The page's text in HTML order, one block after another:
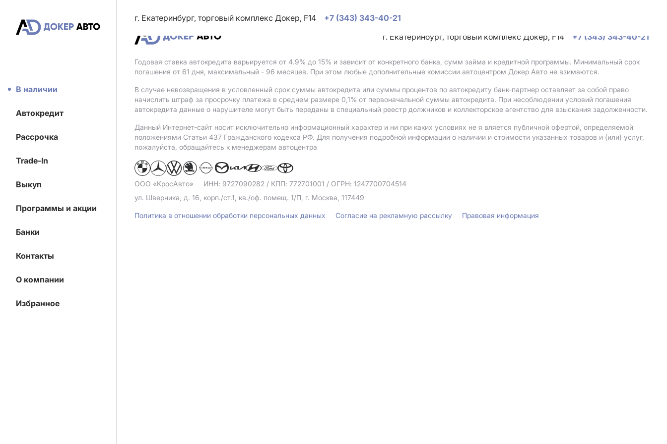
В наличии
Автокредит
Рассрочка
Trade-In
Выкуп
Программы и акции
Банки
Контакты
О компании
Избранное
г. Екатеринбург, торговый комплекс Докер, F14
+7 (343) 343-40-21
г. Екатеринбург, торговый комплекс Докер, F14
+7 (343) 343-40-21
Годовая ставка автокредита варьируется от 4.9% до 15% и зависит от конкретного банка, сумм займа и кредитной программы. Минимальный срок
погашения от 61 дня, максимальный - 96 месяцев. При этом любые дополнительные комиссии автоцентром Докер Авто не взимаются.
В случае невозвращения в условленный срок суммы автокредита или суммы процентов по автокредиту банк-партнер оставляет за собой право
начислить штраф за просрочку платежа в среднем размере 0,1% от первоначальной суммы автокредита. При несоблюдении условий погашения
автокредита данные о нарушителе могут быть переданы в специальный реестр должников и коллекторское агентство для взыскания задолженности.
Данный Интернет-сайт носит исключительно информационный характер и ни при каких условиях не я вляется публичной офертой, определяемой
положениями Статьи 437 Гражданского кодекса РФ. Для получения подробной информации о наличии и стоимости указанных товаров и (или) услуг,
пожалуйста, обращайтесь к менеджерам автоцентра
ООО «КросАвто» ИНН: 9727090282 / КПП: 772701001 / ОГРН: 1247700704514
ул. Шверника, д. 16, корп./ст.1, кв./оф. помещ. 1/П, г. Москва, 117449
Политика в отношении обработки персональных данных Согласие на рекламную рассылку Правовая информация